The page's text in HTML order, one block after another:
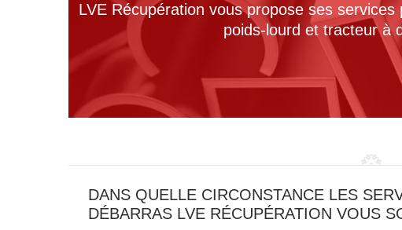
LVE Récupération vous propose ses
poids-lourd et tracteur à
DANS QUELLE CIRCONSTANCE LES
DÉBARRAS LVE RÉCUPÉRATION VOUS